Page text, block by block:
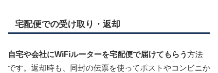
宅配便での受け取り・返却
自宅や会社にWiFiルーターを宅配便で届けてもらう方法
です。返却時も、同封の伝票を使ってポストやコンビニか